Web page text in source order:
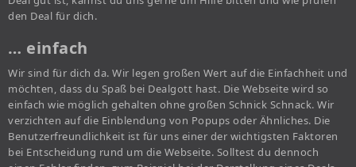
den Deal für dich.
… einfach
Wir sind für dich da. Wir legen großen Wert auf die Einfachheit und
möchten, dass du Spaß bei Dealgott hast. Die Webseite wird so
einfach wie möglich gehalten ohne großen Schnick Schnack. Wir
verzichten auf die Einblendung von Popups oder Ähnliches. Die
Benutzerfreundlichkeit ist für uns einer der wichtigsten Faktoren
bei Entscheidung rund um die Webseite. Solltest du dennoch